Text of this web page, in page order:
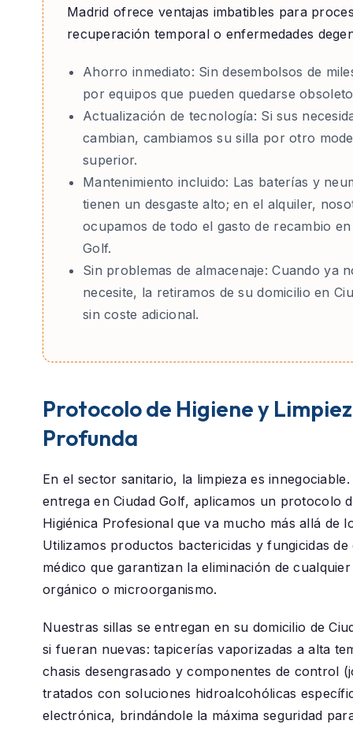
Madrid ofrece ventajas imbatibles para
recuperación temporal o enfermedades
Ahorro inmediato: Sin desembolsos de
por equipos que pueden quedarse
Actualización de tecnología: Si sus
cambian, cambiamos su silla por otro
superior.
Mantenimiento incluido: Las baterías y
tienen un desgaste alto; en el alquiler,
ocupamos de todo el gasto de recambio en
Golf.
Sin problemas de almacenaje: Cuando ya
necesite, la retiramos de su domicilio en
sin coste adicional.
Protocolo de Higiene y
Profunda
En el sector sanitario, la limpieza es
entrega enCiudad Golf, aplicamos un protocolo
Higiénica Profesional que va mucho más allá de
Utilizamos productos bactericidas y fungicidas
médico que garantizan la eliminación de
orgánico o microorganismo.
Nuestras sillas se entregan en su domicilio de
si fueran nuevas: tapicerías vaporizadas a alta
chasis desengrasado y componentes de control
tratados con soluciones hidroalcohólicas
electrónica, brindándole la máxima seguridad